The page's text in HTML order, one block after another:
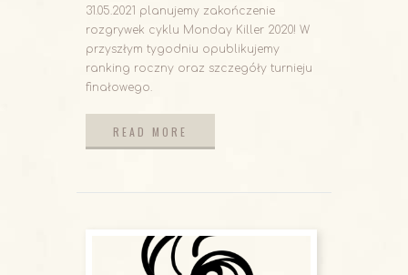
31.05.2021 planujemy zakończenie
rozgrywek cyklu Monday Killer 2020! W
przyszłym tygodniu opublikujemy
ranking roczny oraz szczegóły turnieju
finałowego.
READ MORE